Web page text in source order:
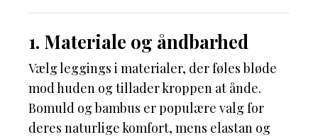
1. Materiale og åndbarhed
Vælg leggings i materialer, der føles bløde
mod huden og tillader kroppen at ånde.
Bomuld og bambus er populære valg for
deres naturlige komfort, mens elastan og